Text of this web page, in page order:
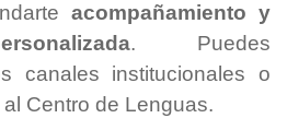
acompañamiento y
. Puedes
canales institucionales o
Centro de Lenguas.